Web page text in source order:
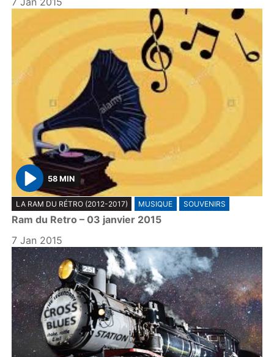
P
l
a
y
58 MIN
LA RAM DU RÉTRO (2012-2017) MUSIQUE SOUVENIRS
Ram du Retro – 03 janvier 2015
7 Jan 2015